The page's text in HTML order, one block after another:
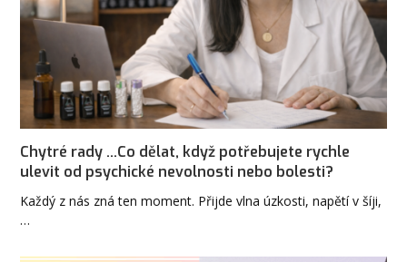
Chytré rady ...Co dělat, když potřebujete rychle
ulevit od psychické nevolnosti nebo bolesti?
Každý z nás zná ten moment. Přijde vlna úzkosti, napětí v šíji,
…